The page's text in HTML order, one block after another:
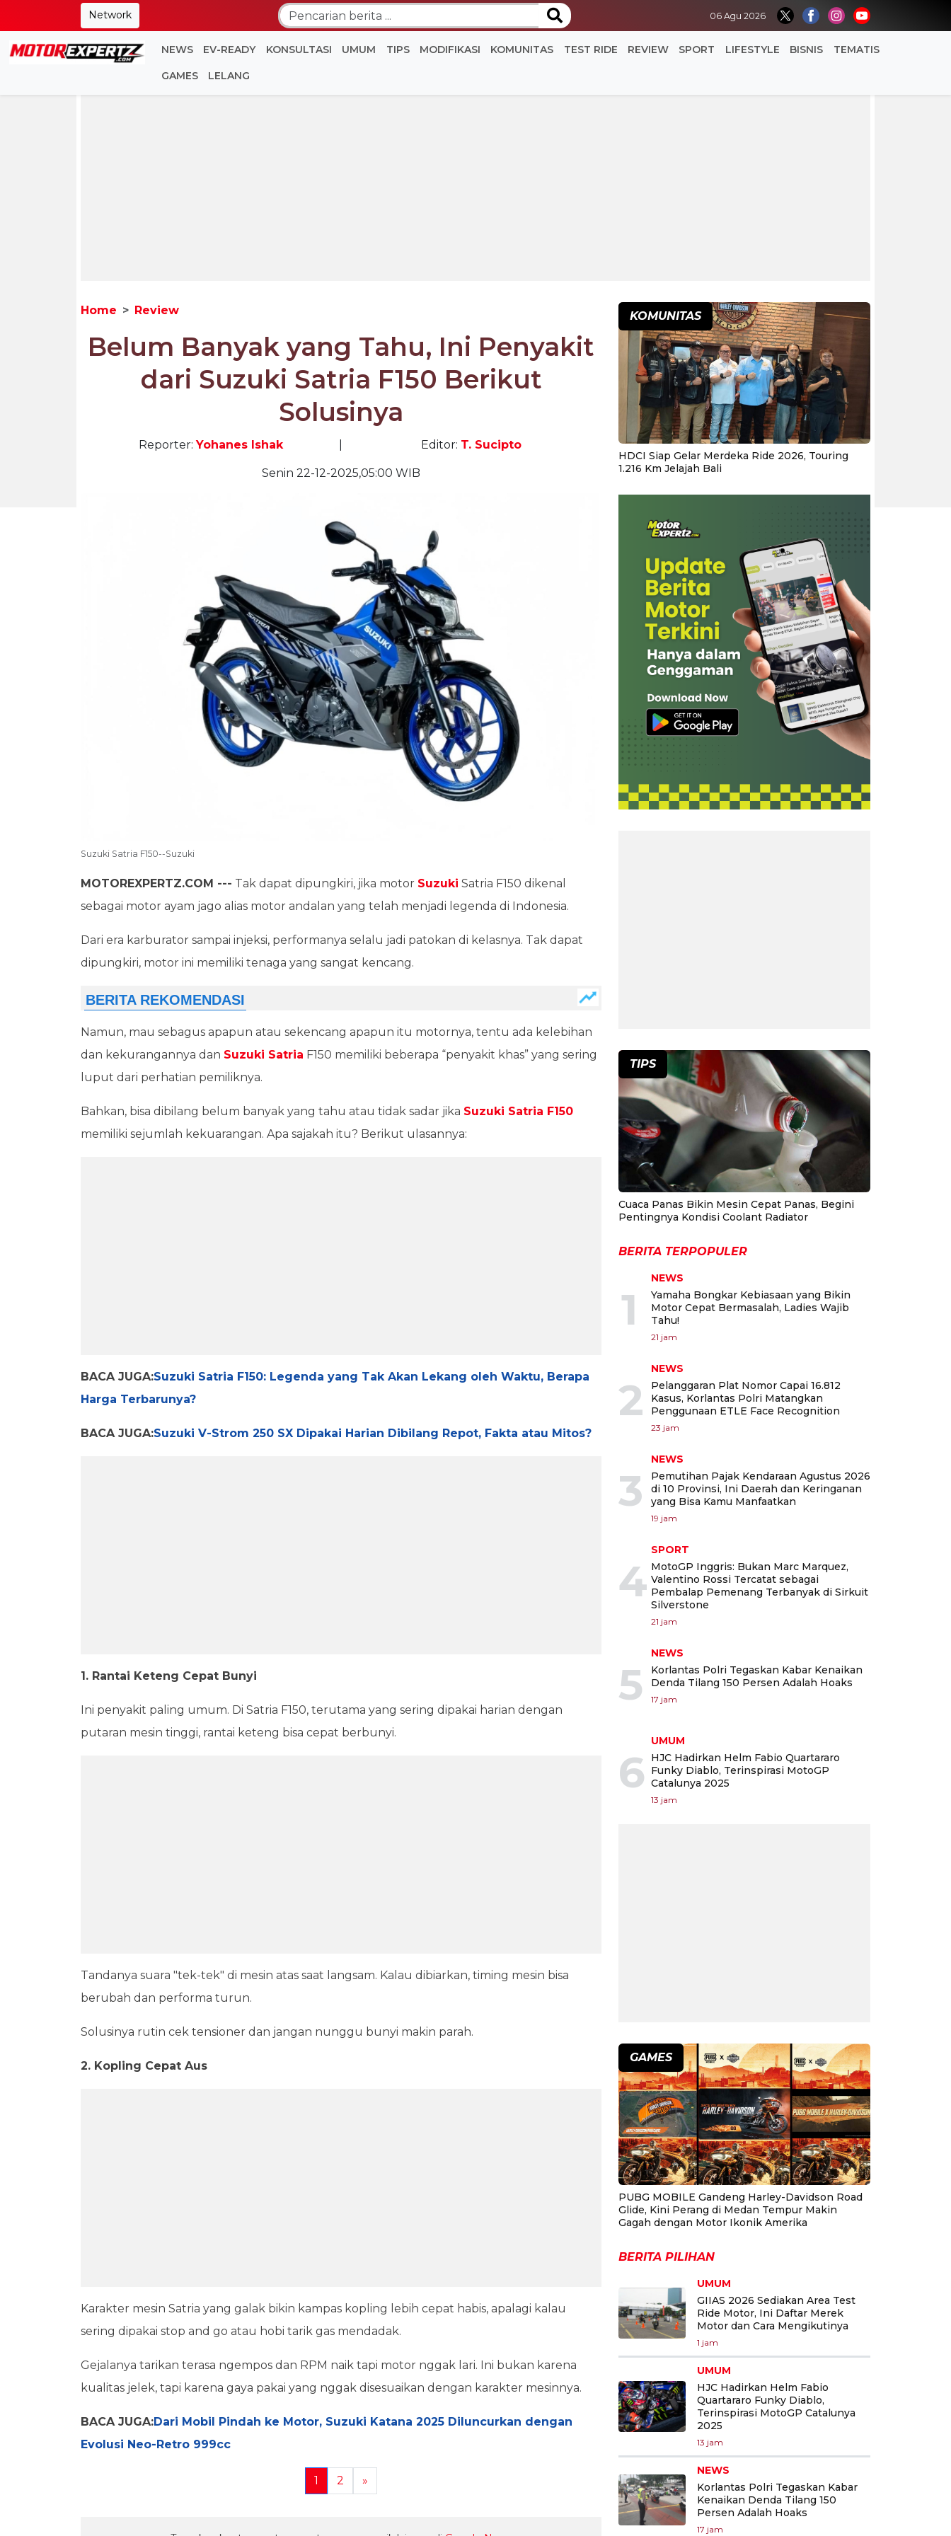
Network 06 Agu 2026
NEWS EV-READY KONSULTASI UMUM TIPS MODIFIKASI KOMUNITAS TEST RIDE REVIEW SPORT LIFESTYLE BISNIS TEMATIS
GAMES LELANG
Home Review
Belum Banyak yang Tahu, Ini Penyakit
dari Suzuki Satria F150 Berikut
Solusinya
Reporter:Yohanes Ishak Editor: T. Sucipto
Senin 22-12-2025,05:00 WIB
Suzuki Satria F150--Suzuki
MOTOREXPERTZ.COM --- Tak dapat dipungkiri, jika motor Suzuki Satria F150 dikenal
sebagai motor ayam jago alias motor andalan yang telah menjadi legenda di Indonesia.
Dari era karburator sampai injeksi, performanya selalu jadi patokan di kelasnya. Tak dapat
dipungkiri, motor ini memiliki tenaga yang sangat kencang.
Namun, mau sebagus apapun atau sekencang apapun itu motornya, tentu ada kelebihan
dan kekurangannya dan Suzuki Satria F150 memiliki beberapa “penyakit khas” yang sering
luput dari perhatian pemiliknya.
Bahkan, bisa dibilang belum banyak yang tahu atau tidak sadar jika Suzuki Satria F150
memiliki sejumlah kekuarangan. Apa sajakah itu? Berikut ulasannya:
BACA JUGA:Suzuki Satria F150: Legenda yang Tak Akan Lekang oleh Waktu, Berapa
Harga Terbarunya?
BACA JUGA:Suzuki V-Strom 250 SX Dipakai Harian Dibilang Repot, Fakta atau Mitos?
1. Rantai Keteng Cepat Bunyi
Ini penyakit paling umum. Di Satria F150, terutama yang sering dipakai harian dengan
putaran mesin tinggi, rantai keteng bisa cepat berbunyi.
Tandanya suara "tek-tek" di mesin atas saat langsam. Kalau dibiarkan, timing mesin bisa
berubah dan performa turun.
Solusinya rutin cek tensioner dan jangan nunggu bunyi makin parah.
2. Kopling Cepat Aus
Karakter mesin Satria yang galak bikin kampas kopling lebih cepat habis, apalagi kalau
sering dipakai stop and go atau hobi tarik gas mendadak.
Gejalanya tarikan terasa ngempos dan RPM naik tapi motor nggak lari. Ini bukan karena
kualitas jelek, tapi karena gaya pakai yang nggak disesuaikan dengan karakter mesinnya.
BACA JUGA:Dari Mobil Pindah ke Motor, Suzuki Katana 2025 Diluncurkan dengan
Evolusi Neo-Retro 999cc
1 2 »
KOMUNITAS
HDCI Siap Gelar Merdeka Ride 2026, Touring
1.216 Km Jelajah Bali
TIPS
Cuaca Panas Bikin Mesin Cepat Panas, Begini
Pentingnya Kondisi Coolant Radiator
BERITA TERPOPULER
1
NEWS
Yamaha Bongkar Kebiasaan yang Bikin
Motor Cepat Bermasalah, Ladies Wajib
Tahu!
21 jam
2
NEWS
Pelanggaran Plat Nomor Capai 16.812
Kasus, Korlantas Polri Matangkan
Penggunaan ETLE Face Recognition
23 jam
3
NEWS
Pemutihan Pajak Kendaraan Agustus 2026
di 10 Provinsi, Ini Daerah dan Keringanan
yang Bisa Kamu Manfaatkan
19 jam
4
SPORT
MotoGP Inggris: Bukan Marc Marquez,
Valentino Rossi Tercatat sebagai
Pembalap Pemenang Terbanyak di Sirkuit
Silverstone
21 jam
5
NEWS
Korlantas Polri Tegaskan Kabar Kenaikan
Denda Tilang 150 Persen Adalah Hoaks
17 jam
6
UMUM
HJC Hadirkan Helm Fabio Quartararo
Funky Diablo, Terinspirasi MotoGP
Catalunya 2025
13 jam
GAMES
PUBG MOBILE Gandeng Harley-Davidson Road
Glide, Kini Perang di Medan Tempur Makin
Gagah dengan Motor Ikonik Amerika
BERITA PILIHAN
UMUM
GIIAS 2026 Sediakan Area Test
Ride Motor, Ini Daftar Merek
Motor dan Cara Mengikutinya
1 jam
UMUM
HJC Hadirkan Helm Fabio
Quartararo Funky Diablo,
Terinspirasi MotoGP Catalunya
2025
13 jam
NEWS
Korlantas Polri Tegaskan Kabar
Kenaikan Denda Tilang 150
Persen Adalah Hoaks
17 jam